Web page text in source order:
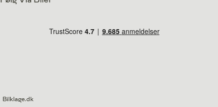
Bilklage.dk